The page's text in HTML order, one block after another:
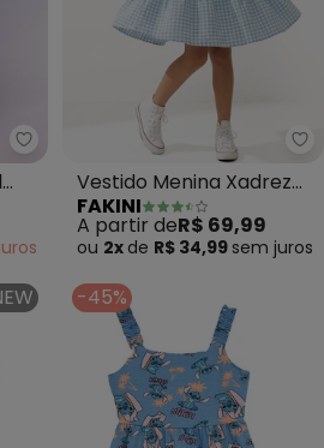
Torra - Vestido Jeans Infantil
juros
Vestido Menina Xadrez
(Azul)
FAKINI
A partir deR$ 69,99
ou 2x de R$ 34,99 sem juros
-45%